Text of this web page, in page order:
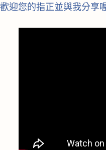
歡迎您的指正並與我分享